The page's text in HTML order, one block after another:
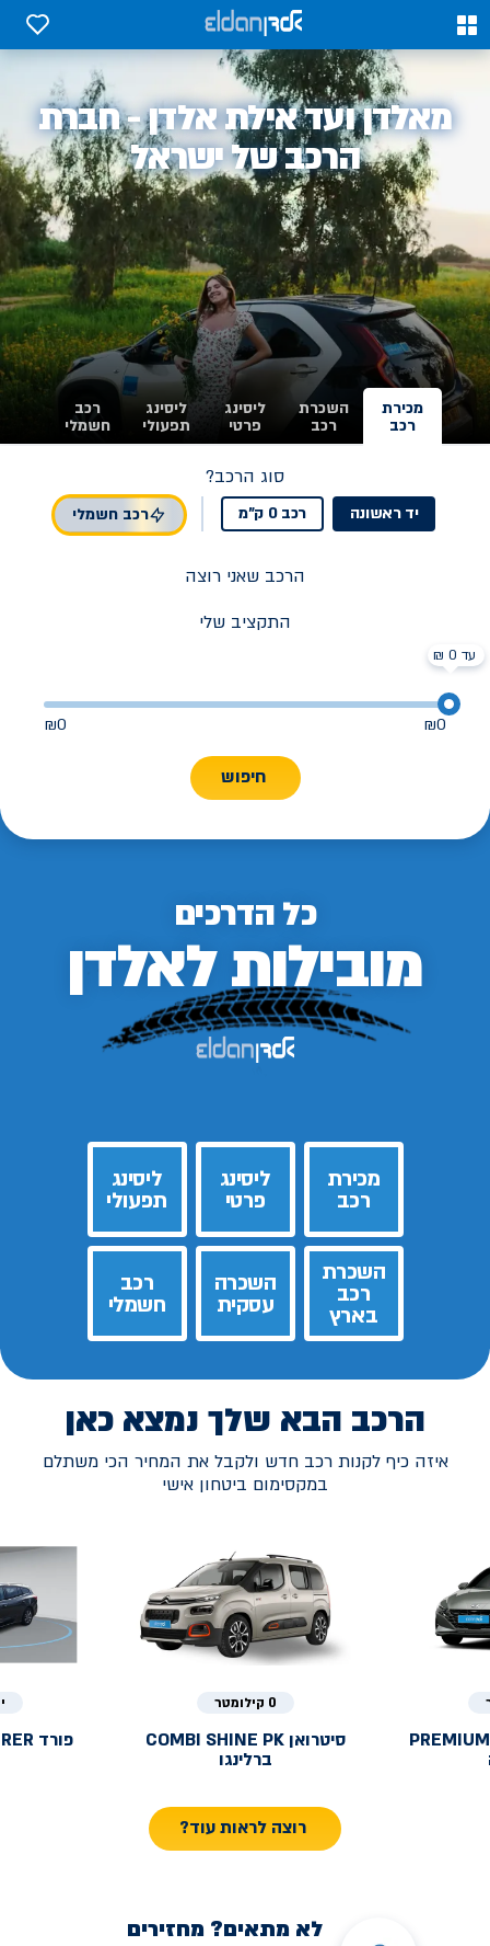
0
0
אלדן
מאלדן ועד אילת אלדן - חברת
הרכב של ישראל
מכירת
רכב
השכרת
רכב
ליסינג
פרטי
ליסינג
תפעולי
רכב
חשמלי
סוג הרכב?
יד ראשונה רכב 0 ק"מ רכב חשמלי
הרכב שאני רוצה
התקציב שלי
₪0
₪0
חיפוש
כל הדרכים
מובילות לאלדן
מכירת
רכב
ליסינג
פרטי
ליסינג
תפעולי
השכרת
רכב
בארץ
השכרה
עסקית
רכב
חשמלי
הרכב הבא שלך נמצא כאן
איזה כיף לקנות רכב חדש ולקבל את המחיר הכי משתלם
במקסימום ביטחון אישי
0 קילומטר
סיטרואן COMBI SHINE PK
ברלינגו
פורד
רוצה לראות עוד?
לא מתאים? מחזירים
עד 0 ₪